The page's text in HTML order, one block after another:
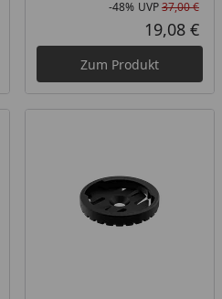
Preis
-48% UVP37,00 €
19,08 €
Zum Produkt